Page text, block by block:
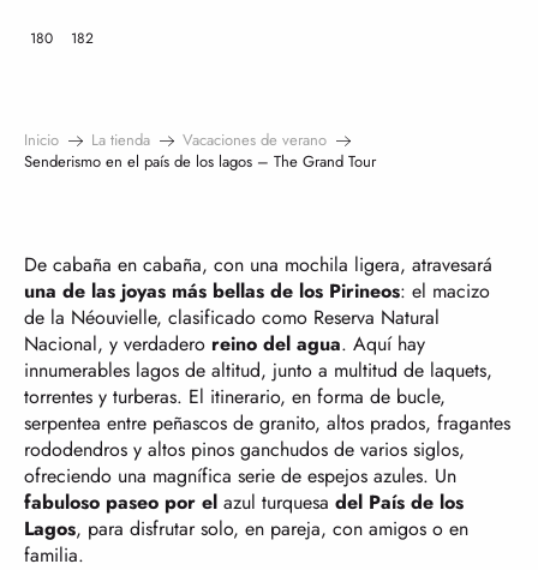
180 182
Inicio La tienda
Vacaciones de verano
Senderismo en el país de los lagos – The Grand Tour
De cabaña en cabaña, con una mochila ligera, atravesará
una de las joyas más bellas de los Pirineos: el macizo
de la Néouvielle, clasificado como Reserva Natural
Nacional, y verdadero reino del agua. Aquí hay
innumerables lagos de altitud, junto a multitud de laquets,
torrentes y turberas. El itinerario, en forma de bucle,
serpentea entre peñascos de granito, altos prados, fragantes
rododendros y altos pinos ganchudos de varios siglos,
ofreciendo una magnífica serie de espejos azules. Un
fabuloso paseo por el azul turquesa del País de los
Lagos, para disfrutar solo, en pareja, con amigos o en
familia.